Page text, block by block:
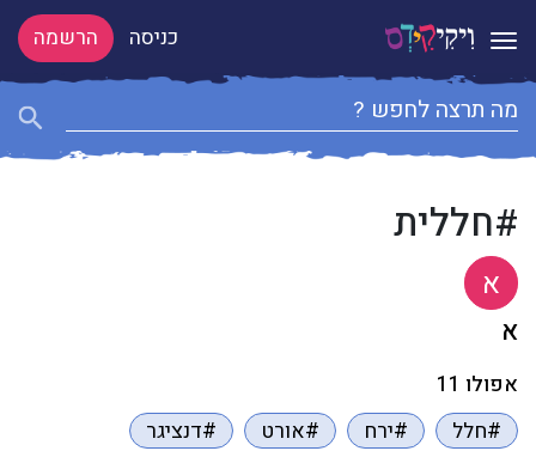
Toggle navigation כניסה הרשמה
#חללית
א
א
אפולו 11
#חלל
#ירח #אורט
#דנציגר